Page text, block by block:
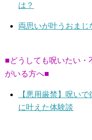
は？
両思いが叶うおま
■どうしても呪いたい・
がいる方へ■
【悪用厳禁】呪い
に叶えた体験談